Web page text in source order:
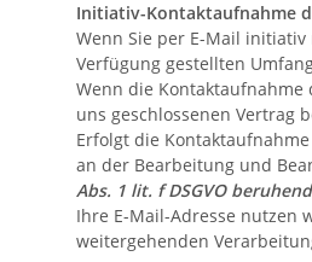
Initiativ-Kontaktaufnahme
Wenn Sie per E-Mail
Verfügung gestellten
Wenn die
uns geschlossenen Vertrag
Erfolgt die
an der Bearbeitung und
Abs. 1 lit. f DSGVO
Ihre E-Mail-Adresse nutzen
weitergehenden